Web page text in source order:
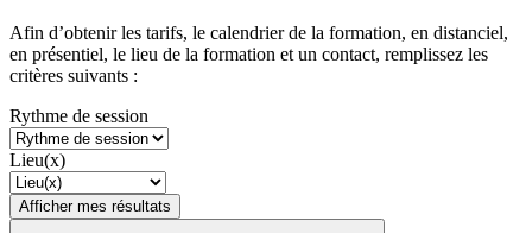
Afin d’obtenir les tarifs, le calendrier de la formation, en distanciel,
en présentiel, le lieu de la formation et un contact, remplissez les
critères suivants :
Rythme de session
Lieu(x)
Afficher mes résultats